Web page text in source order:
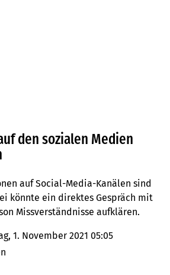
den sozialen Medien
auf Social-Media-Kanälen sind
könnte ein direktes Gespräch mit
Missverständnisse aufklären.
1. November 2021 05:05